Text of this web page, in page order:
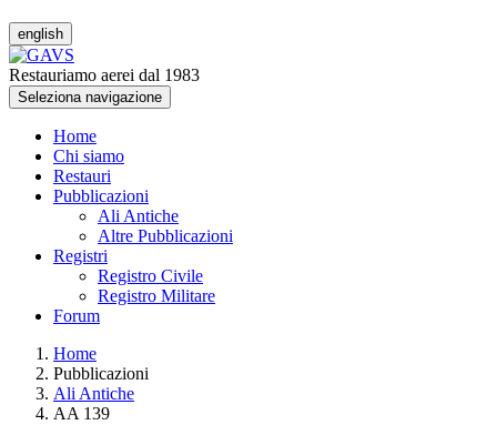
english
Restauriamo aerei dal 1983
Seleziona navigazione
Home
Chi siamo
Restauri
Pubblicazioni
Ali Antiche
Altre Pubblicazioni
Registri
Registro Civile
Registro Militare
Forum
Home
Pubblicazioni
Ali Antiche
AA 139